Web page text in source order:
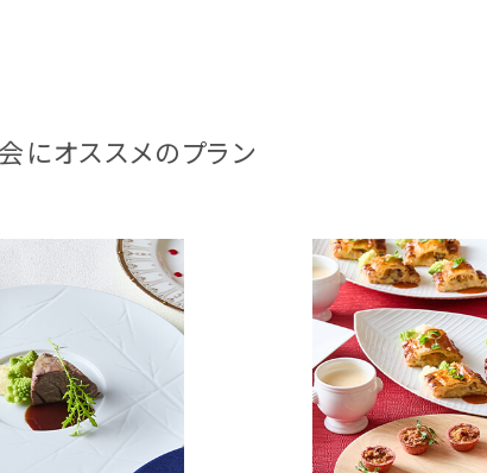
にオススメのプラン